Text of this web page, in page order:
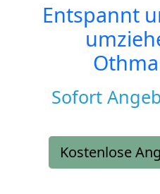
Entspannt
Sofort
Kostenlose